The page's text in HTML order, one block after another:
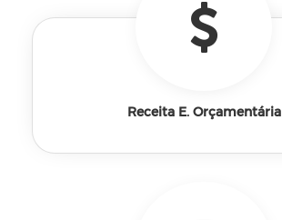
Receita E. Orçamentária